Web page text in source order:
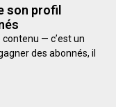
son profil
contenu — c’est un
des abonnés, il